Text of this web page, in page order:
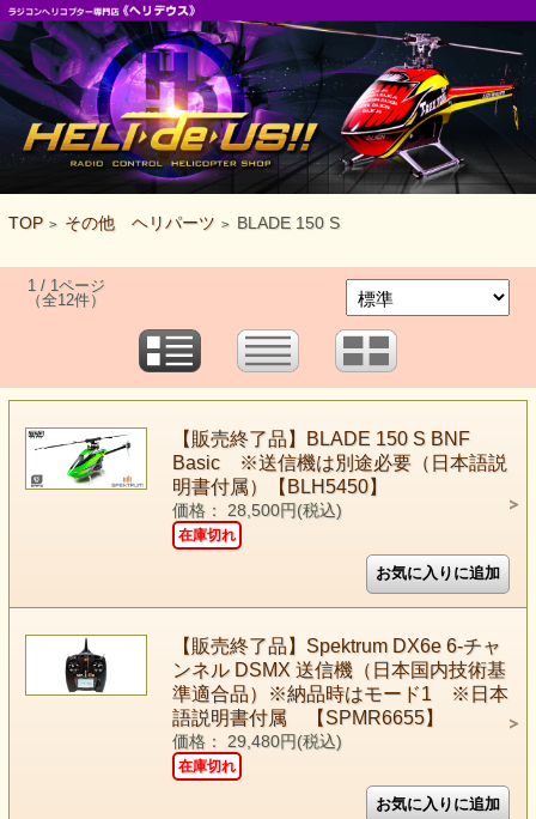
TOP > その他 ヘリパーツ > BLADE 150 S
1 / 1ページ
（全12件）
【販売終了品】BLADE 150 S BNF
Basic ※送信機は別途必要（日本語説
明書付属）【BLH5450】
価格： 28,500円(税込)
在庫切れ
【販売終了品】Spektrum DX6e 6-チャ
ンネル DSMX 送信機（日本国内技術基
準適合品）※納品時はモード1 ※日本
語説明書付属 【SPMR6655】
価格： 29,480円(税込)
在庫切れ